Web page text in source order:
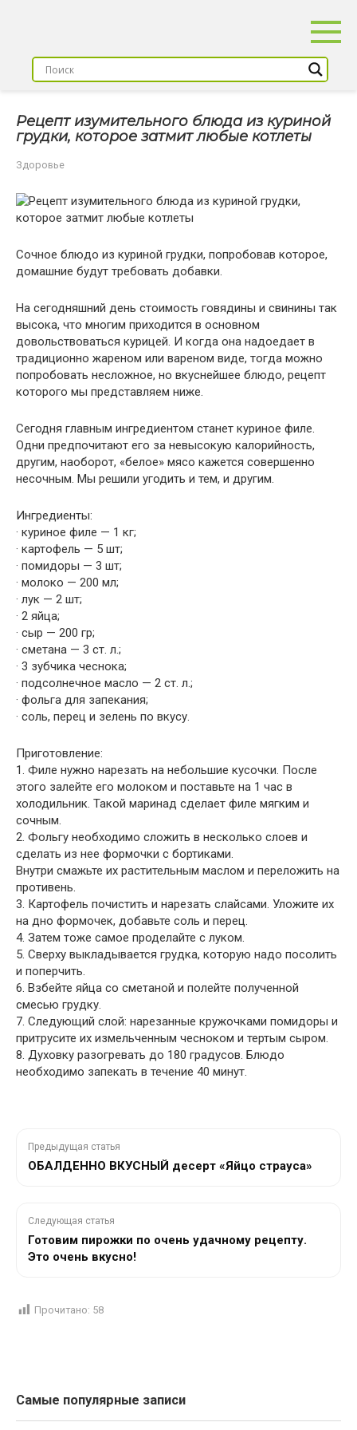
Рецепт изумительного блюда из куриной
грудки, которое затмит любые котлеты
Здоровье
Сочное блюдо из куриной грудки, попробовав которое,
домашние будут требовать добавки.
На сегодняшний день стоимость говядины и свинины так
высока, что многим приходится в основном
довольствоваться курицей. И когда она надоедает в
традиционно жареном или вареном виде, тогда можно
попробовать несложное, но вкуснейшее блюдо, рецепт
которого мы представляем ниже.
Сегодня главным ингредиентом станет куриное филе.
Одни предпочитают его за невысокую калорийность,
другим, наоборот, «белое» мясо кажется совершенно
несочным. Мы решили угодить и тем, и другим.
Ингредиенты:
· куриное филе — 1 кг;
· картофель — 5 шт;
· помидоры — 3 шт;
· молоко — 200 мл;
· лук — 2 шт;
· 2 яйца;
· сыр — 200 гр;
· сметана — 3 ст. л.;
· 3 зубчика чеснока;
· подсолнечное масло — 2 ст. л.;
· фольга для запекания;
· соль, перец и зелень по вкусу.
Приготовление:
1. Филе нужно нарезать на небольшие кусочки. После
этого залейте его молоком и поставьте на 1 час в
холодильник. Такой маринад сделает филе мягким и
сочным.
2. Фольгу необходимо сложить в несколько слоев и
сделать из нее формочки с бортиками.
Внутри смажьте их растительным маслом и переложить на
противень.
3. Картофель почистить и нарезать слайсами. Уложите их
на дно формочек, добавьте соль и перец.
4. Затем тоже самое проделайте с луком.
5. Сверху выкладывается грудка, которую надо посолить
и поперчить.
6. Взбейте яйца со сметаной и полейте полученной
смесью грудку.
7. Следующий слой: нарезанные кружочками помидоры и
притрусите их измельченным чесноком и тертым сыром.
8. Духовку разогревать до 180 градусов. Блюдо
необходимо запекать в течение 40 минут.
Предыдущая статья
ОБАЛДЕННО ВКУСНЫЙ десерт «Яйцо страуса»
Следующая статья
Готовим пирожки по очень удачному рецепту.
Это очень вкусно!
Прочитано: 58
Самые популярные записи